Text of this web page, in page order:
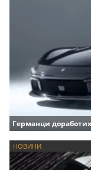
Германци
НОВИНИ